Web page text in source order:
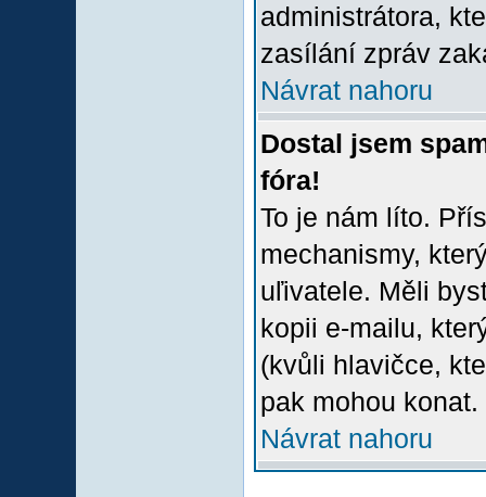
administrátora,
zasílání zpráv
Návrat nahoru
Dostal jsem
fóra!
To je nám líto.
mechanismy,
uľivatele. Měli
kopii e-mailu,
(kvůli hlavičce,
pak mohou konat.
Návrat nahoru